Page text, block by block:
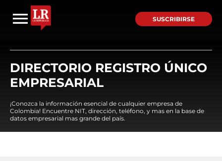
SUSCRIBIRSE
DIRECTORIO REGISTRO ÚNICO
EMPRESARIAL
¡Conozca la información esencial de cualquier empresa de
Colombia! Encuentre NIT, dirección, teléfono, y mas en la base de
datos empresarial mas grande del país.